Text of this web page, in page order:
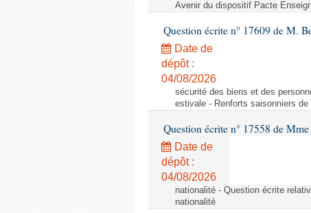
Avenir du dispositif Pacte
Question écrite n° 17609 de M.
Date de
dépôt :
04/08/2026
sécurité des biens et des
estivale - Renforts saisonniers
Question écrite n° 17558 de
Date de
dépôt :
04/08/2026
nationalité - Question écrite
nationalité